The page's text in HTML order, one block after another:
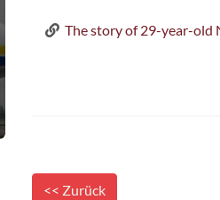
The story of 29-year-old
<< Zurück